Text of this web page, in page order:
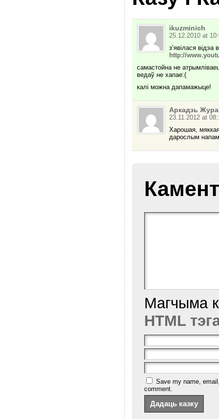
ikuzminich
25.12.2010 at
з’явілася відэа
http://
самастойна не
ведаў не хапае:(
калі можна дапамажыце!
Аркадзь
23.11.2012 at
Харошая, мяккая
дарослым
Магчыма
HTML
Save my name,
comment.